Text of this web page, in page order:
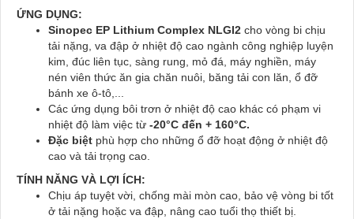
ỨNG DỤNG:
Sinopec EP Lithium Complex NLGI2 cho vòng bi chịu
tải nặng, va đập ở nhiệt độ cao ngành công nghiệp luyện
kim, đúc liên tục, sàng rung, mỏ đá, máy nghiền, máy
nén viên thức ăn gia chăn nuôi, băng tải con lăn, ổ đỡ
bánh xe ô-tô,...
Các ứng dụng bôi trơn ở nhiệt độ cao khác có phạm vi
nhiệt độ làm việc từ -20°C đến + 160°C.
Đặc biệt phù hợp cho những ổ đỡ hoạt động ở nhiệt độ
cao và tải trọng cao.
TÍNH NĂNG VÀ LỢI ÍCH:
Chịu áp tuyệt vời, chống mài mòn cao, bảo vệ vòng bi tốt
ở tải nặng hoặc va đập, nâng cao tuổi thọ thiết bị.